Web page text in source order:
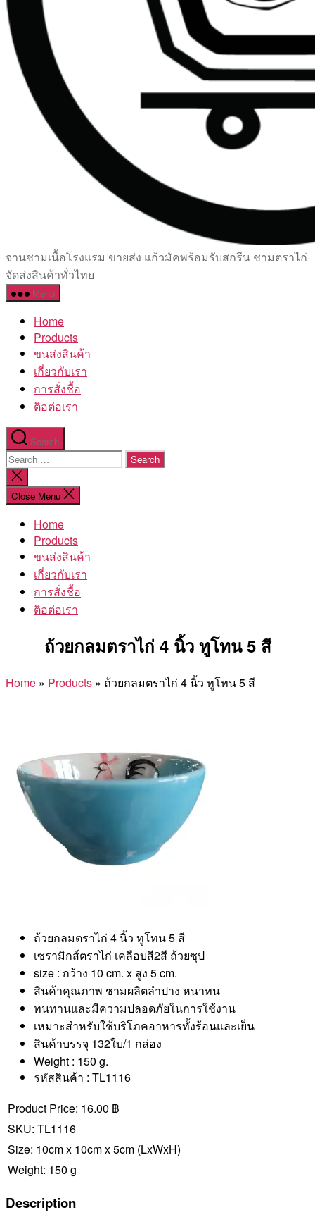
เซรามิค
ครบ
ครัน
โรงงาน
จานชามเนื้อโรงแรม ขายส่ง แก้วมัคพร้อมรับสกรีน ชามตราไก่
จัดส่งสินค้าทั่วไทย
Menu
Home
Products
ขนส่งสินค้า
เกี่ยวกับเรา
การสั่งชื้อ
ติอต่อเรา
Search
Search
for:
Close
search
Close Menu
Home
Products
ขนส่งสินค้า
เกี่ยวกับเรา
การสั่งชื้อ
ติอต่อเรา
ถ้วยกลมตราไก่ 4 นิ้ว ทูโทน 5 สี
Home » Products » ถ้วยกลมตราไก่ 4 นิ้ว ทูโทน 5 สี
ถ้วยกลมตราไก่ 4 นิ้ว ทูโทน 5 สี
เซรามิกส์ตราไก่ เคลือบสี2สี ถ้วยซุป
size : กว้าง 10 cm. x สูง 5 cm.
สินค้าคุณภาพ ชามผลิตลำปาง หนาทน
ทนทานและมีความปลอดภัยในการใช้งาน
เหมาะสำหรับใช้บริโภคอาหารทั้งร้อนและเย็น
สินค้าบรรจุ 132ใบ/1 กล่อง
Weight : 150 g.
รหัสสินค้า : TL1116
Product Price: 16.00 ฿
SKU: TL1116
Size: 10cm x 10cm x 5cm (LxWxH)
Weight: 150 g
Description